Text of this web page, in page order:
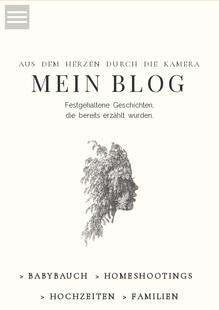
AUS DEM HERZEN DURCH DIE KAMERA
MEIN BLOG
Festgehaltene Geschichten,
die bereits erzählt wurden.
> BABYBAUCH
> HOMESHOOTINGS
> HOCHZEITEN
> FAMILIEN